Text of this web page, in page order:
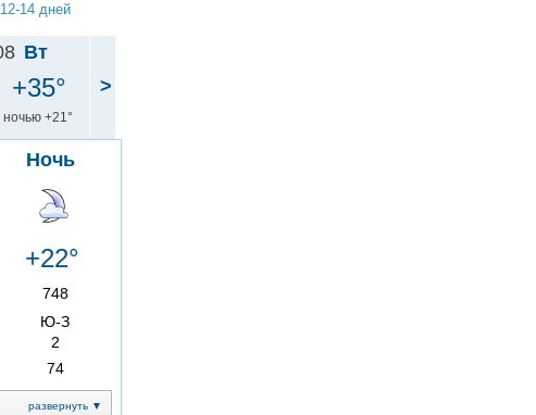
12-14 дней
Ночь
+22°
748
Ю-З
2
74
развернуть ▼
Вт
+35°
ночью +21°
>